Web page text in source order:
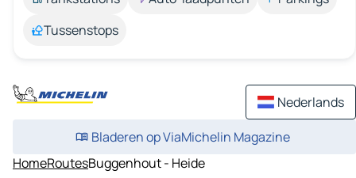
Tussenstops
Nederlands
Bladeren op ViaMichelin Magazine
HomeRoutesBuggenhout - Heide